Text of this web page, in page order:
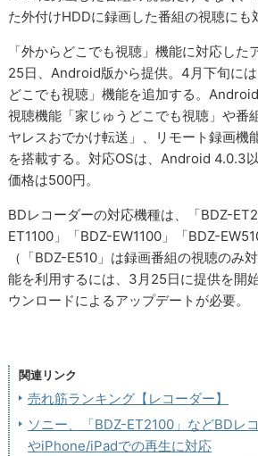
た外付けHDDに録画した番組の視聴にも
「外からどこでも視聴」機能に対応した
25日、Android版から提供。4月下旬に
どこでも視聴」機能を追加する。
視聴機能「家じゅうどこでも視聴」や番
ヤレスおでかけ転送」、リモート録画機
を搭載する。対応OSは、Android 4.0.3
価格は500円。
BDレコーダーの対応機種は、「BDZ-
ET1100」「BDZ-EW1100」「BDZ-
（「BDZ-E510」は録画番組の視聴のみ
能を利用するには、3月25日に提供を開
ウンロードによるアップデートが必要。
関連リンク
売れ筋ランキング【レコーダー】
ソニー、「BDZ-ET2100」などBDレ
やiPhone/iPadでの再生に対応